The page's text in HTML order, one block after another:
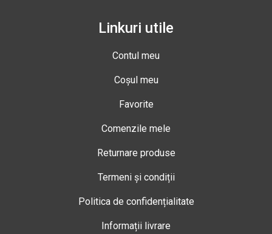
Linkuri utile
Contul meu
Coșul meu
Favorite
Comenzile mele
Returnare produse
Termeni și condiții
Politica de confidențialitate
Informații livrare